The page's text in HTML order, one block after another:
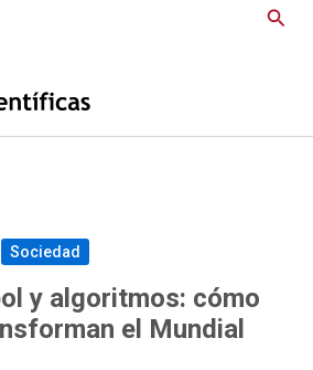
Sociedad
y algoritmos: cómo
el Mundial